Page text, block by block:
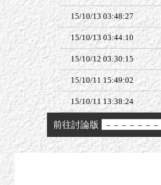
15/10/13 03:48:27
15/10/13 03:44:10
15/10/12 03:30:15
15/10/11 15:49:02
15/10/11 13:38:24
前往討論版